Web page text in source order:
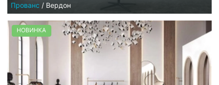
Прованс / Вердон
НОВИНКА